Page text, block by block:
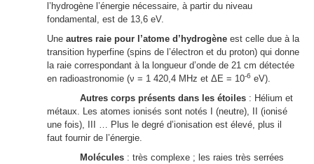
l’hydrogène l’énergie nécessaire, à partir du niveau
fondamental, est de 13,6 eV.
Uneautres raie pour l’atome d’hydrogène est celle due à la
transition hyperfine (spins de l’électron et du proton) qui donne
la raie correspondant à la longueur d’onde de 21 cm détectée
en radioastronomie (ν = 1 420,4 MHz et ΔE = 10-6 eV).
Autres corps présents dans les étoiles : Hélium et
métaux. Les atomes ionisés sont notés I (neutre), II (ionisé
une fois), III … Plus le degré d’ionisation est élevé, plus il
faut fournir de l’énergie.
Molécules : très complexe ; les raies très serrées